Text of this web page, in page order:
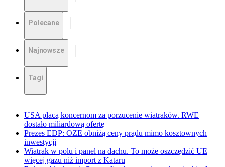
Polecane
Najnowsze
Tagi
USA płacą koncernom za porzucenie wiatraków. RWE
dostało miliardową ofertę
Prezes EDP: OZE obniżą ceny prądu mimo kosztownych
inwestycji
Wiatrak w polu i panel na dachu. To może oszczędzić UE
więcej gazu niż import z Kataru